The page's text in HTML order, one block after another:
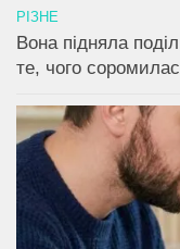
РІЗНЕ
Вона підняла
те, чого